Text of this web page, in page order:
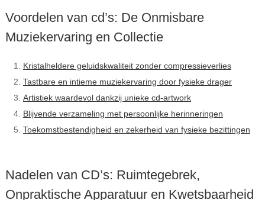
Voordelen van cd’s: De Onmisbare
Muziekervaring en Collectie
Kristalheldere geluidskwaliteit zonder compressieverlies
Tastbare en intieme muziekervaring door fysieke drager
Artistiek waardevol dankzij unieke cd-artwork
Blijvende verzameling met persoonlijke herinneringen
Toekomstbestendigheid en zekerheid van fysieke bezittingen
Nadelen van CD’s: Ruimtegebrek,
Onpraktische Apparatuur en Kwetsbaarheid